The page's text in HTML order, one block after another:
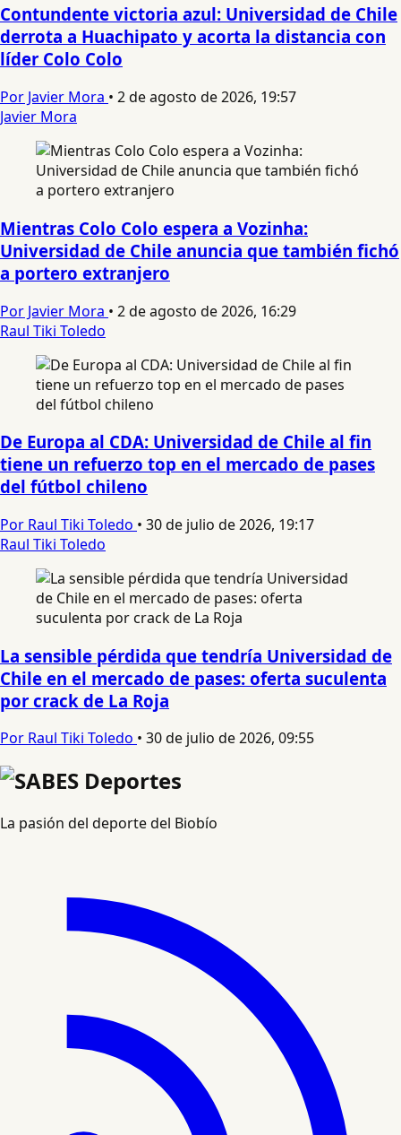
Contundente victoria azul: Universidad de Chile
derrota a Huachipato y acorta la distancia con
líder Colo Colo
Por Javier Mora • 2 de agosto de 2026, 19:57
Javier Mora
Mientras Colo Colo espera a Vozinha:
Universidad de Chile anuncia que también fichó
a portero extranjero
Por Javier Mora • 2 de agosto de 2026, 16:29
Raul Tiki Toledo
De Europa al CDA: Universidad de Chile al fin
tiene un refuerzo top en el mercado de pases
del fútbol chileno
Por Raul Tiki Toledo • 30 de julio de 2026, 19:17
Raul Tiki Toledo
La sensible pérdida que tendría Universidad de
Chile en el mercado de pases: oferta suculenta
por crack de La Roja
Por Raul Tiki Toledo • 30 de julio de 2026, 09:55
La pasión del deporte del Biobío